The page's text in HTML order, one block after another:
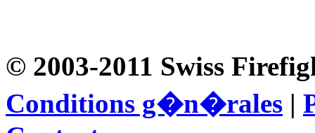
© 2003-2011 Swiss
Conditions g�n�rales |